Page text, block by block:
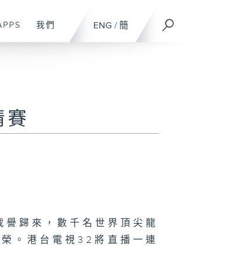
ENG / 簡
我們
歸來，數千名世界頂尖龍
。港台電視32將直播一連